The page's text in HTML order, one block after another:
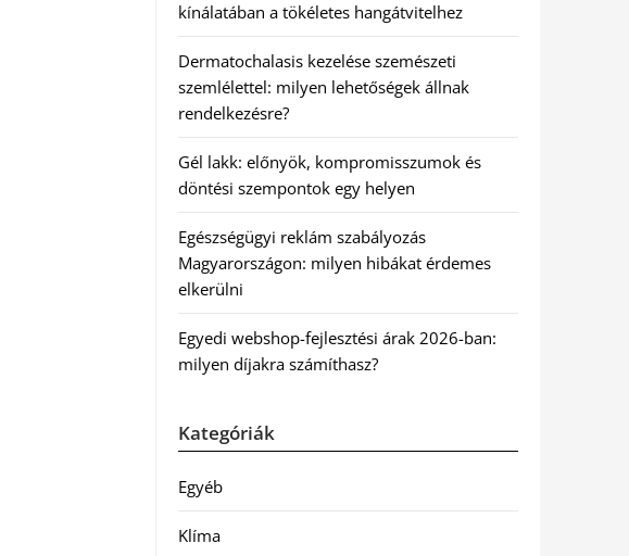
kínálatában a tökéletes hangátvitelhez
Dermatochalasis kezelése szemészeti
szemlélettel: milyen lehetőségek állnak
rendelkezésre?
Gél lakk: előnyök, kompromisszumok és
döntési szempontok egy helyen
Egészségügyi reklám szabályozás
Magyarországon: milyen hibákat érdemes
elkerülni
Egyedi webshop-fejlesztési árak 2026-ban:
milyen díjakra számíthasz?
Kategóriák
Egyéb
Klíma